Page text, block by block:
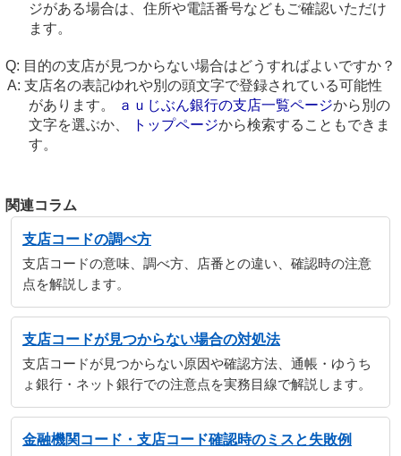
ジがある場合は、住所や電話番号などもご確認いただけ
ます。
目的の支店が見つからない場合はどうすればよいですか？
支店名の表記ゆれや別の頭文字で登録されている可能性
があります。
ａｕじぶん銀行の支店一覧ページから別の
文字を選ぶか、
トップページから検索することもできま
す。
関連コラム
支店コードの調べ方
支店コードの意味、調べ方、店番との違い、確認時の注意
点を解説します。
支店コードが見つからない場合の対処法
支店コードが見つからない原因や確認方法、通帳・ゆうち
ょ銀行・ネット銀行での注意点を実務目線で解説します。
金融機関コード・支店コード確認時のミスと失敗例